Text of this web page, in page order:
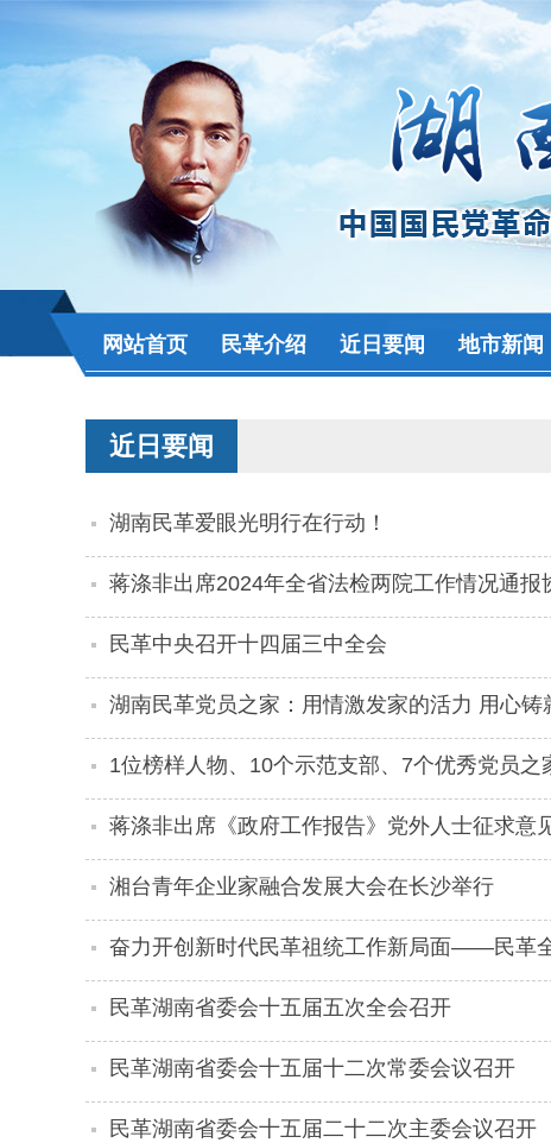
网站首页 民革介绍 近日要闻 地市新闻
近日要闻
湖南民革爱眼光明行在行动！
蒋涤非出席2024年全省法检两院工作情况通报
民革中央召开十四届三中全会
湖南民革党员之家：用情激发家的活力 用心铸
1位榜样人物、10个示范支部、7个优秀党员之
蒋涤非出席《政府工作报告》党外人士征求意
湘台青年企业家融合发展大会在长沙举行
奋力开创新时代民革祖统工作新局面——民革
民革湖南省委会十五届五次全会召开
民革湖南省委会十五届十二次常委会议召开
民革湖南省委会十五届二十二次主委会议召开